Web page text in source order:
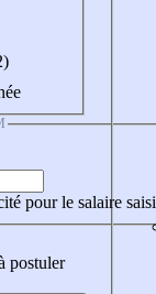
pour le salaire saisi
postuler